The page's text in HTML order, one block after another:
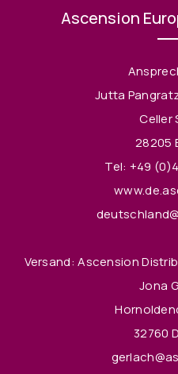
Ascension
Jutta
Celler
28205
Tel: +49
Versand: Ascension
Jona
32760